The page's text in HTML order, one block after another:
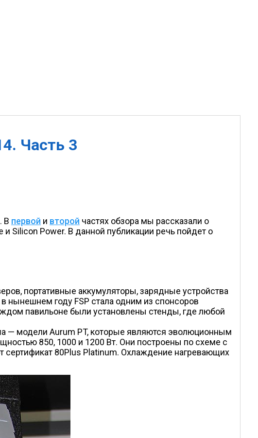
Часть 3
В первой и второй частях обзора мы рассказали о
и Silicon Power. В данной публикации речь пойдет о
портативные аккумуляторы, зарядные устройства
нынешнем году FSP стала одним из спонсоров
павильоне были установлены стенды, где любой
— модели Aurum PT, которые являются эволюционным
850, 1000 и 1200 Вт. Они построены по схеме с
сертификат 80Plus Platinum. Охлаждение нагревающих